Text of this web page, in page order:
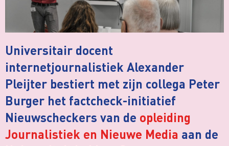
Universitair docent
internetjournalistiek Alexander
Pleijter bestiert met zijn collega Peter
Burger het factcheck-initiatief
Nieuwscheckers van de opleiding
Journalistiek en Nieuwe Media aan de